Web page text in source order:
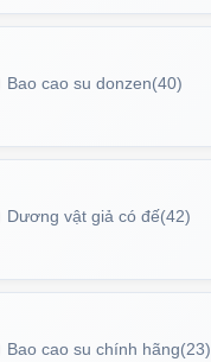
Bao cao su donzen(40)
Dương vật giả có đế(42)
Bao cao su chính hãng(23)